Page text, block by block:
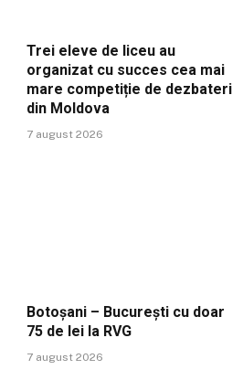
Trei eleve de liceu au
organizat cu succes cea mai
mare competiție de dezbateri
din Moldova
7 august 2026
Botoșani – București cu doar
75 de lei la RVG
7 august 2026